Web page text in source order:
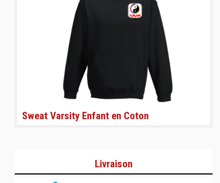
Sweat Varsity Enfant en Coton
Livraison